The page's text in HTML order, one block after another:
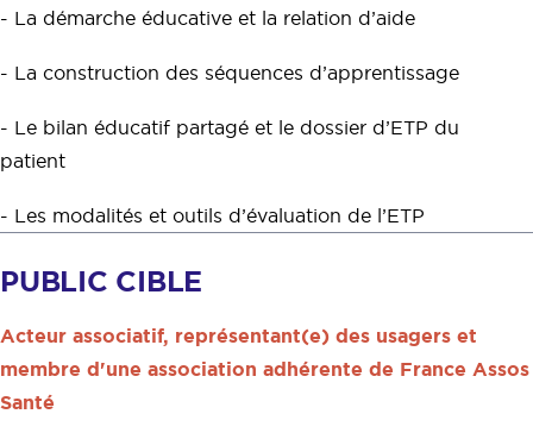
- La démarche éducative et la relation d’aide
- La construction des séquences d’apprentissage
- Le bilan éducatif partagé et le dossier d’ETP du
patient
- Les modalités et outils d’évaluation de l’ETP
PUBLIC CIBLE
Acteur associatif, représentant(e) des usagers et
membre d'une association adhérente de France Assos
Santé